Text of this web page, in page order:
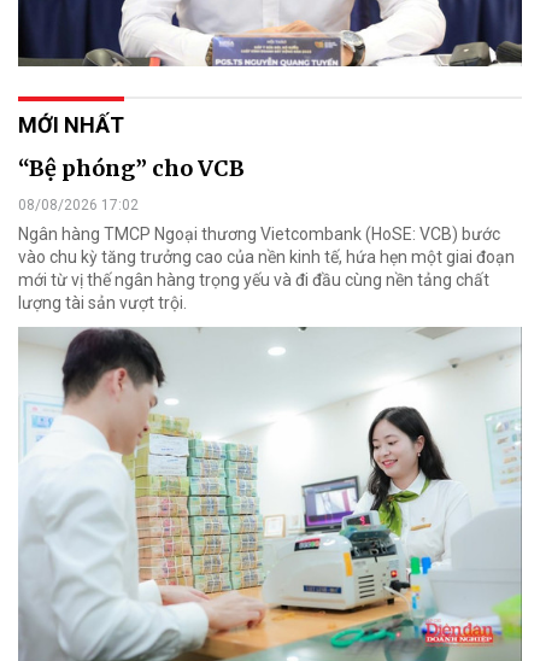
MỚI NHẤT
“Bệ phóng” cho VCB
08/08/2026 17:02
Ngân hàng TMCP Ngoại thương Vietcombank (HoSE: VCB) bước
vào chu kỳ tăng trưởng cao của nền kinh tế, hứa hẹn một giai đoạn
mới từ vị thế ngân hàng trọng yếu và đi đầu cùng nền tảng chất
lượng tài sản vượt trội.